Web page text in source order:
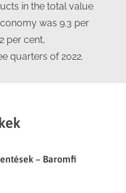
in the total value
was 9.3 per
per cent,
quarters of 2022.
– Baromfi